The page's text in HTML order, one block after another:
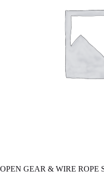
OPEN GEAR & WIRE ROPE